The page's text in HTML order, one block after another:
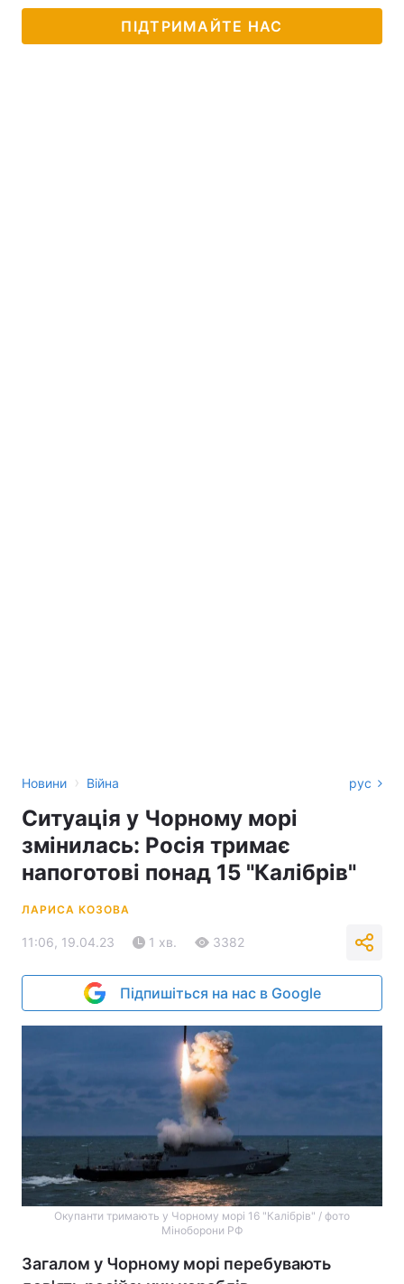
ПІДТРИМАЙТЕ НАС
Новини › Війна рус
Ситуація у Чорному морі
змінилась: Росія тримає
напоготові понад 15 "Калібрів"
ЛАРИСА КОЗОВА
11:06, 19.04.23 1 хв. 3382
Підпишіться на нас в Google
Окупанти тримають у Чорному морі 16 "Калібрів" / фото
Міноборони РФ
Загалом у Чорному морі перебувають